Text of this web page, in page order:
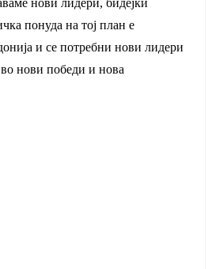
нови лидери, бидејќи
понуда на тој план е
и се потребни нови лидери
нови победи и нова